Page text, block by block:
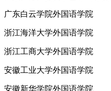
广东白云学院外国语学院
浙江海洋大学外国语学院
浙江工商大学外国语学院
安徽工业大学外国语学院
安徽新华学院外国语学院